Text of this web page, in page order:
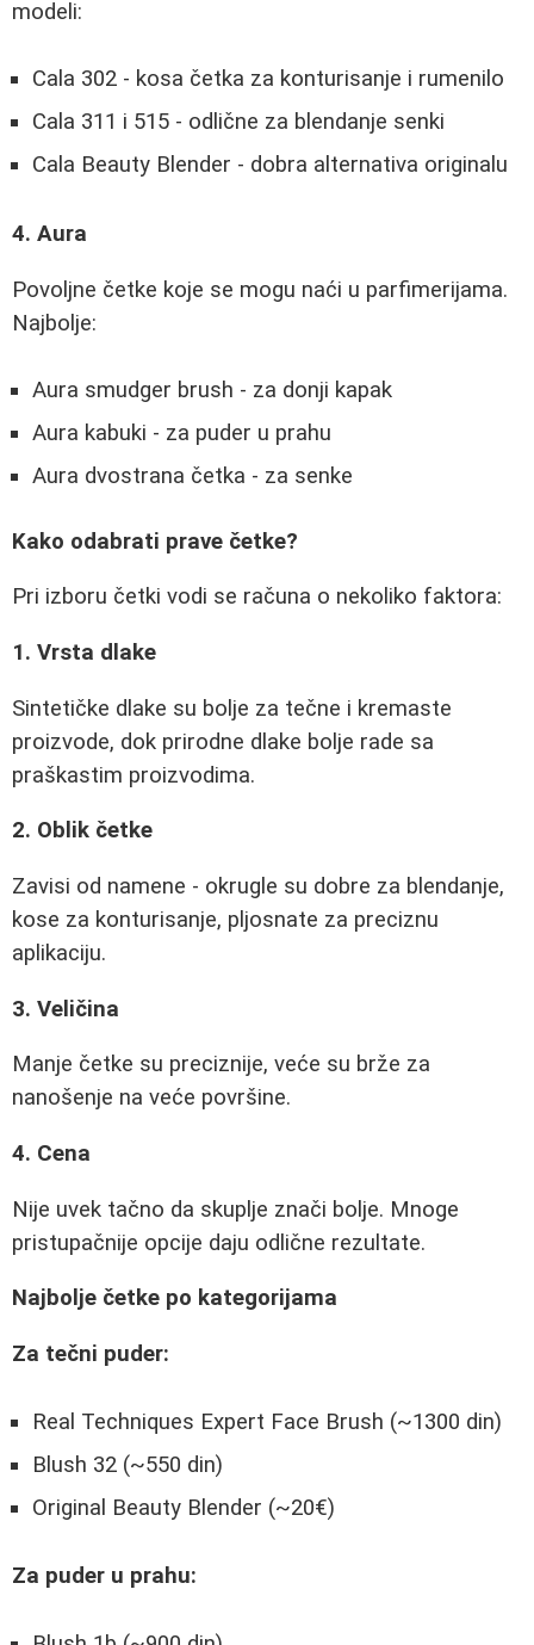
modeli:
Cala 302 - kosa četka za konturisanje i rumenilo
Cala 311 i 515 - odlične za blendanje senki
Cala Beauty Blender - dobra alternativa originalu
4. Aura
Povoljne četke koje se mogu naći u parfimerijama.
Najbolje:
Aura smudger brush - za donji kapak
Aura kabuki - za puder u prahu
Aura dvostrana četka - za senke
Kako odabrati prave četke?
Pri izboru četki vodi se računa o nekoliko faktora:
1. Vrsta dlake
Sintetičke dlake su bolje za tečne i kremaste
proizvode, dok prirodne dlake bolje rade sa
praškastim proizvodima.
2. Oblik četke
Zavisi od namene - okrugle su dobre za blendanje,
kose za konturisanje, pljosnate za preciznu
aplikaciju.
3. Veličina
Manje četke su preciznije, veće su brže za
nanošenje na veće površine.
4. Cena
Nije uvek tačno da skuplje znači bolje. Mnoge
pristupačnije opcije daju odlične rezultate.
Najbolje četke po kategorijama
Za tečni puder:
Real Techniques Expert Face Brush (~1300 din)
Blush 32 (~550 din)
Original Beauty Blender (~20€)
Za puder u prahu: